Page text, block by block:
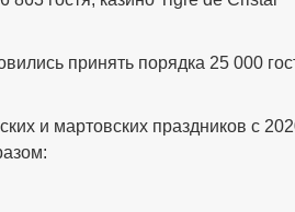
принять порядка 25 000
и мартовских праздников с